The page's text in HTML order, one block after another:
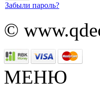
Забыли пароль?
©
МЕНЮ